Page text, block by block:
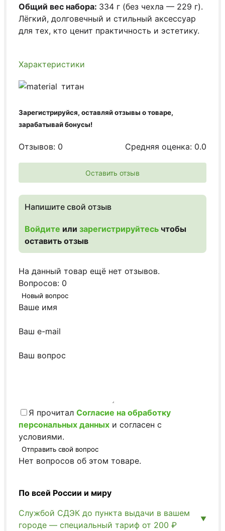
Общий вес набора: 334 г (без чехла — 229 г).
Лёгкий, долговечный и стильный аксессуар
для тех, кто ценит практичность и эстетику.
Характеристики
титан
Зарегистрируйся, оставляй отзывы о товаре,
зарабатывай бонусы!
Отзывов: 0 Средняя оценка: 0.0
Оставить отзыв
Напишите свой отзыв
Войдите или зарегистрируйтесь чтобы
оставить отзыв
На данный товар ещё нет отзывов.
Вопросов: 0
Новый вопрос
Ваше имя
Ваш e-mail
Ваш вопрос
Я прочитал Согласие на обработку
персональных данных и согласен с
условиями.
Отправить свой вопрос
Нет вопросов об этом товаре.
По всей России и миру
Службой СДЭК до пункта выдачи в вашем
городе — специальный тариф от 200 ₽